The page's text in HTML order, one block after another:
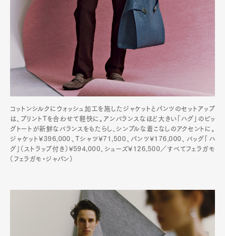
コットンシルクにウォッシュ加工を施したジャケットとパンツのセットアップ
は、プリントTを合わせて軽快に。アンバランスなほど大きい「ハグ」のビッ
グトートが新鮮なバランスをもたらし、シンプルな着こなしのアクセントに。
ジャケット¥396,000、Tシャツ¥71,500、パンツ¥176,000、バッグ「ハ
グ」（ストラップ付き）¥594,000、シューズ¥126,500／すべてフェラガモ
（フェラガモ・ジャパン）